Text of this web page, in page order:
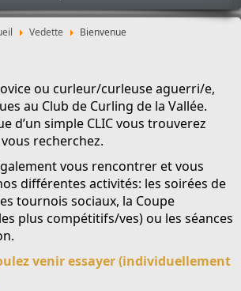
Vedette Bienvenue
ou curleur/curleuse aguerri/e,
au Club de Curling de la Vallée.
d’un simple CLIC vous trouverez
recherchez.
vous rencontrer et vous
différentes activités: les soirées de
tournois sociaux, la Coupe
plus compétitifs/ves) ou les séances
venir essayer (individuellement